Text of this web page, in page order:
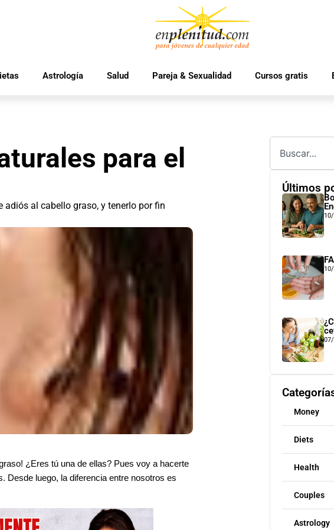
Astrología Salud Pareja & Sexualidad Cursos gratis
para el
al cabello graso, y tenerlo por fin
¿Eres tú una de ellas? Pues voy a hacerte
Desde luego, la diferencia entre nosotros es
Últimos
Money
Diets
Health
Couples
Astrology